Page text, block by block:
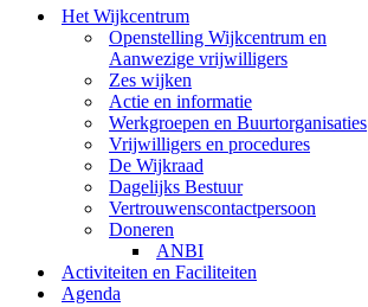
Het Wijkcentrum
Openstelling Wijkcentrum en
Aanwezige vrijwilligers
Zes wijken
Actie en informatie
Werkgroepen en Buurtorganisaties
Vrijwilligers en procedures
De Wijkraad
Dagelijks Bestuur
Vertrouwenscontactpersoon
Doneren
ANBI
Activiteiten en Faciliteiten
Agenda